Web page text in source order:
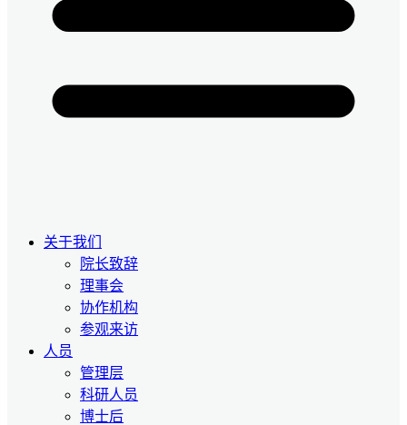
关于我们
院长致辞
理事会
协作机构
参观来访
人员
管理层
科研人员
博士后